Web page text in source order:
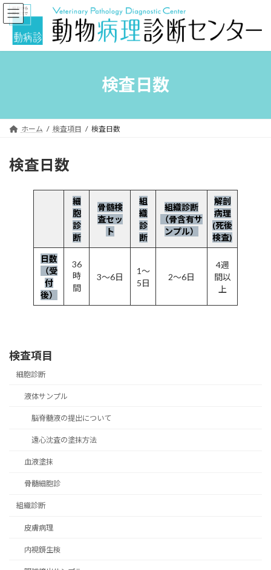
コ
ン
ツ
ナ
ビ
シ
検査日数
ホーム 検査項目 検査日数
検査日数
細
胞
診
断
骨髄検
査セッ
ト
組
織
診
断
組織診断
（骨含有サ
ンプル）
解剖
病理
(死後
検査)
日数
（受
付
後）
36
時
間
3～6日
1～
5日
2～6日
4週
間以
上
検査項目
細胞診断
液体サンプル
脳脊髄液の提出について
遠心沈査の塗抹方法
血液塗抹
骨髄細胞診
組織診断
皮膚病理
内視鏡生検